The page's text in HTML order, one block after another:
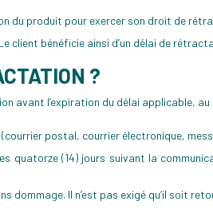
du produit pour exercer son droit de
bénéficie ainsi d’un délai de
?
avant l’expiration du délai applicable, au
postal, courrier électronique,
(14) jours suivant la
Il n’est pas exigé qu’il soit